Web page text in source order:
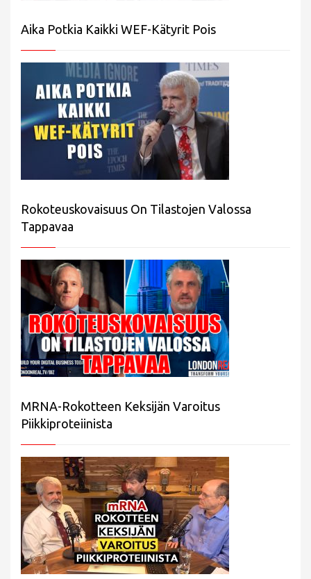
Aika Potkia Kaikki WEF-Kätyrit Pois
Rokoteuskovaisuus On Tilastojen Valossa
Tappavaa
MRNA-Rokotteen Keksijän Varoitus
Piikkiproteiinista